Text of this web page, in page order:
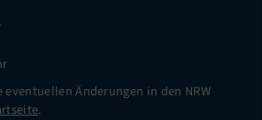
Änderungen in den NRW
.